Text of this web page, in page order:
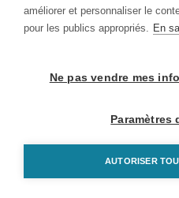
améliorer et personnaliser le
pour les publics appropriés. En
Ne pas vendre mes
Paramètres
AUTORISER